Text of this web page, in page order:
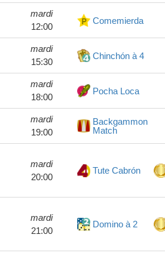
mardi
12:00
Comemierda
mardi
15:30
Chinchón à 4
mardi
18:00
Pocha Loca
mardi
19:00
Backgammon
Match
mardi
20:00
Tute Cabrón
mardi
21:00
Domino à 2